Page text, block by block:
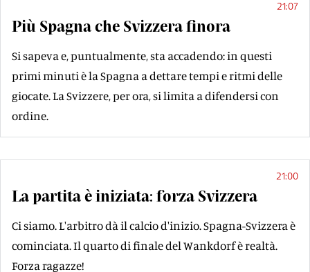
21:07
Più Spagna che Svizzera finora
Si sapeva e, puntualmente, sta accadendo: in questi
primi minuti è la Spagna a dettare tempi e ritmi delle
giocate. La Svizzere, per ora, si limita a difendersi con
ordine.
21:00
La partita è iniziata: forza Svizzera
Ci siamo. L'arbitro dà il calcio d'inizio. Spagna-Svizzera è
cominciata. Il quarto di finale del Wankdorf è realtà.
Forza ragazze!